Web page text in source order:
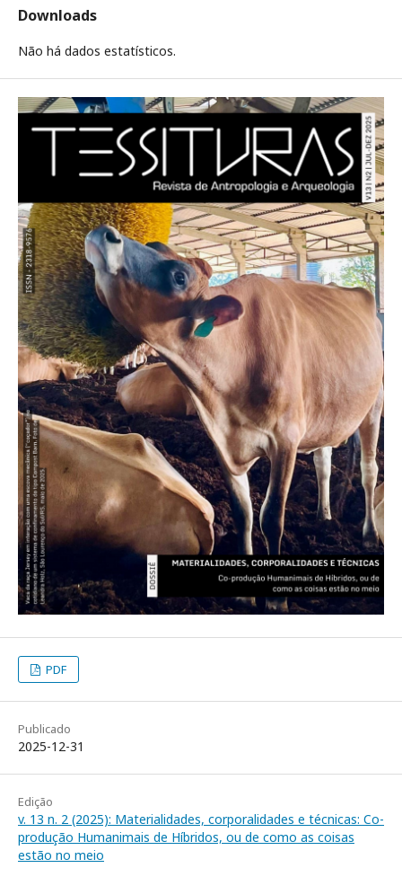
Downloads
Não há dados estatísticos.
PDF
Publicado
2025-12-31
Edição
v. 13 n. 2 (2025): Materialidades, corporalidades e técnicas: Co-
produção Humanimais de Híbridos, ou de como as coisas
estão no meio